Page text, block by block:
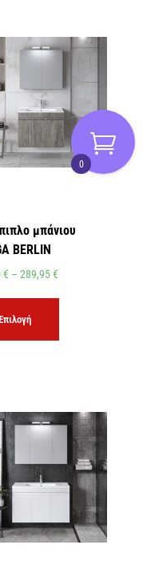
μπάνιου
BERLIN
€ – 289,95€
0